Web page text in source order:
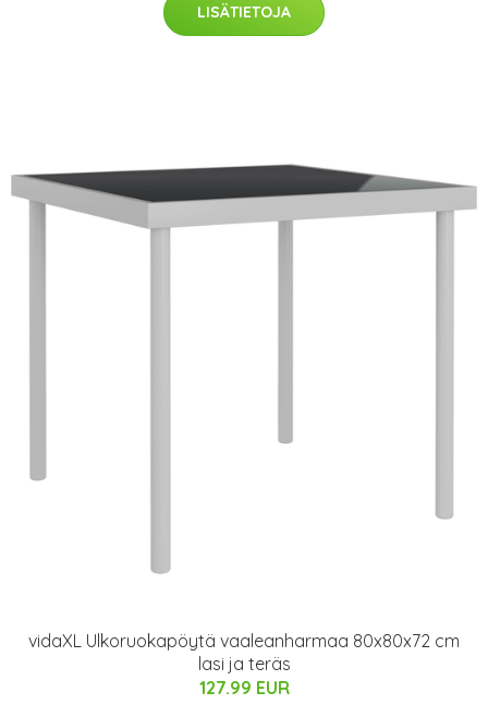
LISÄTIETOJA
vidaXL Ulkoruokapöytä vaaleanharmaa 80x80x72 cm
lasi ja teräs
127.99 EUR